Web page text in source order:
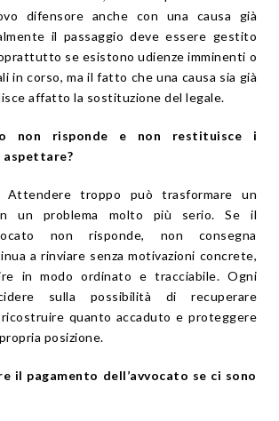
difensore anche con una causa già
il passaggio deve essere gestito
se esistono udienze imminenti o
in corso, ma il fatto che una causa sia già
affatto la sostituzione del legale.
non risponde e non restituisce i
aspettare?
Attendere troppo può trasformare un
un problema molto più serio. Se il
non risponde, non consegna
a rinviare senza motivazioni concrete,
in modo ordinato e tracciabile. Ogni
sulla possibilità di recuperare
quanto accaduto e proteggere
posizione.
il pagamento dell’avvocato se ci sono